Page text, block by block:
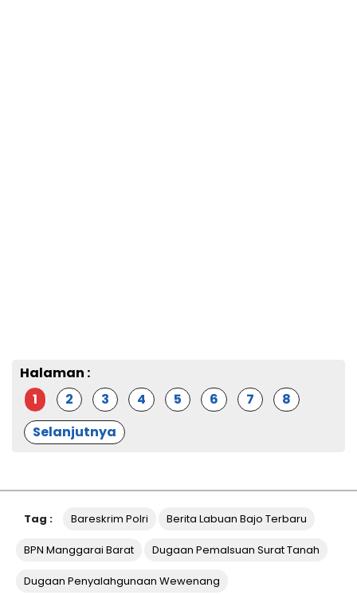
Halaman :
1
2 3 4 5 6 7
8
Selanjutnya
Tag : Bareskrim Polri Berita Labuan Bajo Terbaru
BPN Manggarai Barat Dugaan Pemalsuan Surat Tanah
Dugaan Penyalahgunaan Wewenang